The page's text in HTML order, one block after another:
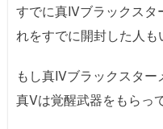
すでに真IVブラックスタ
れをすでに開封した人も
もし真IVブラックスター
真Vは覚醒武器をもらっ